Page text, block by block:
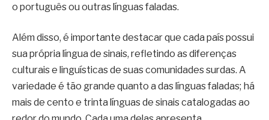
o português ou outras línguas faladas.
Além disso, é importante destacar que cada país possui
sua própria língua de sinais, refletindo as diferenças
culturais e linguísticas de suas comunidades surdas. A
variedade é tão grande quanto a das línguas faladas; há
mais de cento e trinta línguas de sinais catalogadas ao